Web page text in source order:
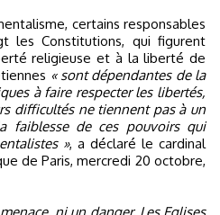
certains responsables
les Constitutions, qui figurent
religieuse et à la liberté de
« sont dépendantes de la
à faire respecter les libertés,
difficultés ne tiennent pas à un
faiblesse de ces pouvoirs qui
», a déclaré le cardinal
de Paris, mercredi 20 octobre,